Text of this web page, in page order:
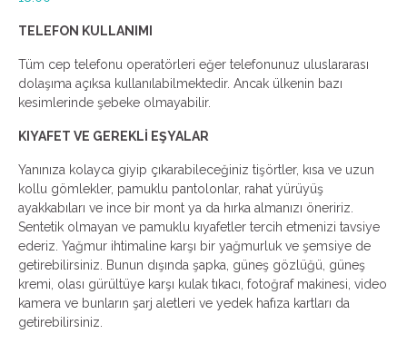
TELEFON KULLANIMI
Tüm cep telefonu operatörleri eğer telefonunuz uluslararası
dolaşıma açıksa kullanılabilmektedir. Ancak ülkenin bazı
kesimlerinde şebeke olmayabilir.
KIYAFET VE GEREKLİ EŞYALAR
Yanınıza kolayca giyip çıkarabileceğiniz tişörtler, kısa ve uzun
kollu gömlekler, pamuklu pantolonlar, rahat yürüyüş
ayakkabıları ve ince bir mont ya da hırka almanızı öneririz.
Sentetik olmayan ve pamuklu kıyafetler tercih etmenizi tavsiye
ederiz. Yağmur ihtimaline karşı bir yağmurluk ve şemsiye de
getirebilirsiniz. Bunun dışında şapka, güneş gözlüğü, güneş
kremi, olası gürültüye karşı kulak tıkacı, fotoğraf makinesi, video
kamera ve bunların şarj aletleri ve yedek hafıza kartları da
getirebilirsiniz.